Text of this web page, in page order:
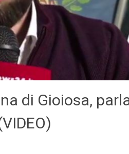
di Gioiosa,